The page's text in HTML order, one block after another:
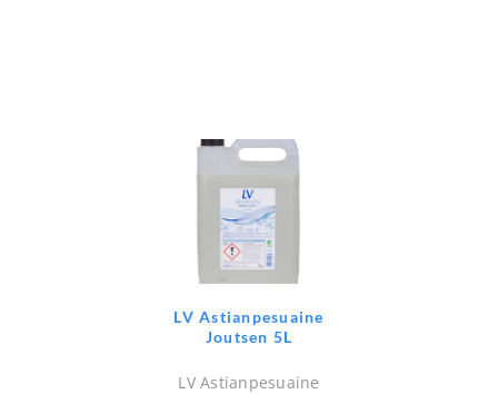
LV Astianpesuaine
Joutsen 5L
LV Astianpesuaine